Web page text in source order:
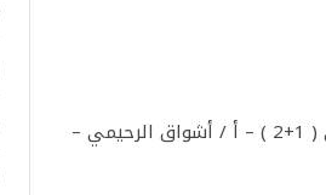
المادة: رياضيات القسم: الابتدائي الصف: اولى / بنين المعلمة: أشواق الرحيمي عبر الرابط اولى ( 1+2 ) – أ / أشواق الرحيمي –